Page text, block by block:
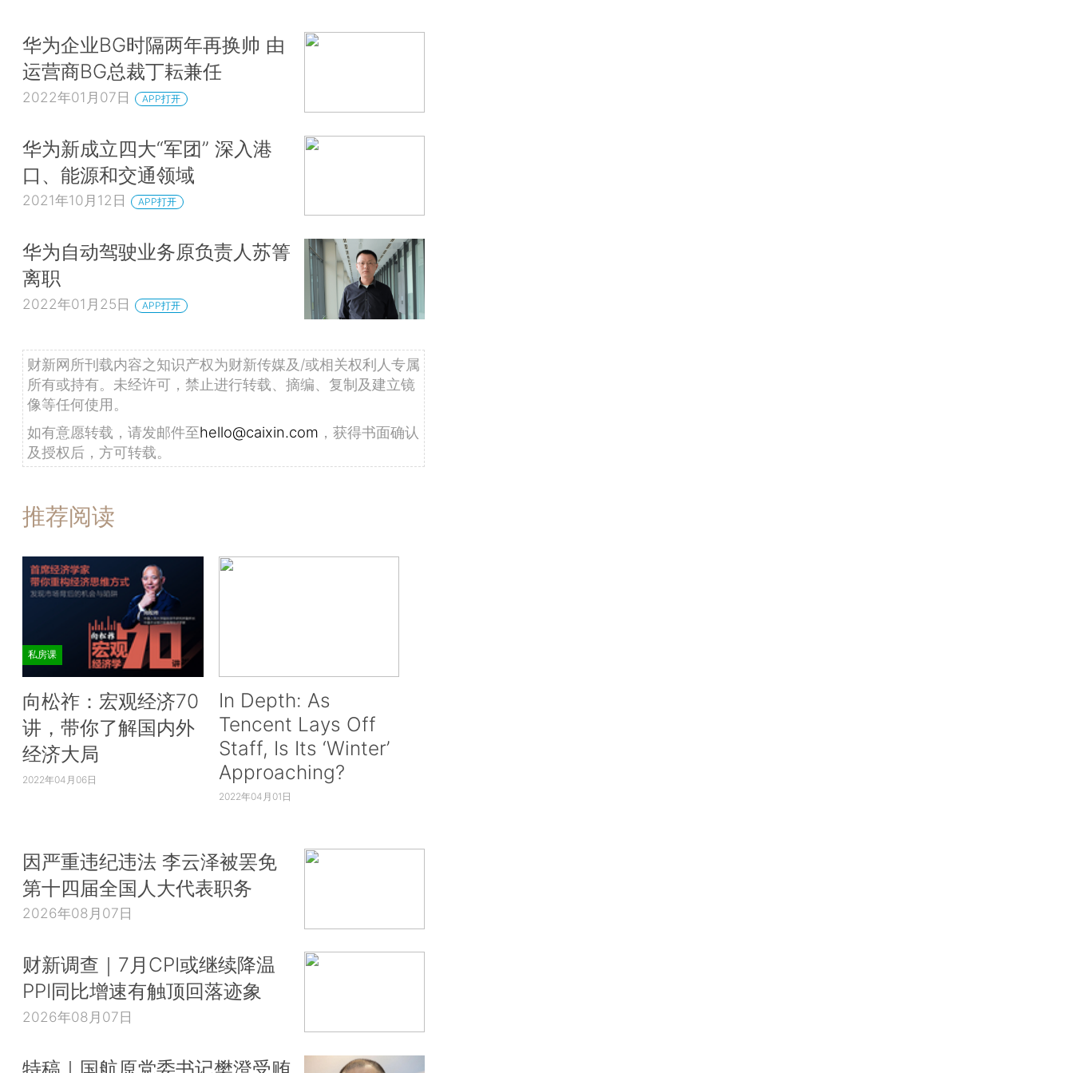
华为企业BG时隔两年再换帅 由
运营商BG总裁丁耘兼任
2022年01月07日 APP打开
华为新成立四大“军团” 深入港
口、能源和交通领域
2021年10月12日 APP打开
华为自动驾驶业务原负责人苏箐
离职
2022年01月25日 APP打开
财新网所刊载内容之知识产权为财新传媒及/或相关权利人专属
所有或持有。未经许可，禁止进行转载、摘编、复制及建立镜
像等任何使用。
如有意愿转载，请发邮件至hello@caixin.com ，获得书面确认
及授权后，方可转载。
推荐阅读
私房课
向松祚：宏观经济70
讲，带你了解国内外
经济大局
2022年04月06日
In Depth: As
Tencent Lays Off
Staff, Is Its ‘Winter’
Approaching?
2022年04月01日
因严重违纪违法 李云泽被罢免
第十四届全国人大代表职务
2026年08月07日
财新调查｜7月CPI或继续降温
PPI同比增速有触顶回落迹象
2026年08月07日
特稿｜国航原党委书记樊澄受贿